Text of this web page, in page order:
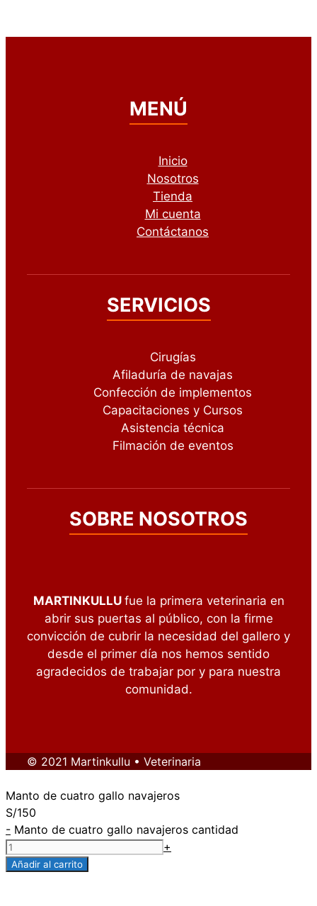
MENÚ
Inicio
Nosotros
Tienda
Mi cuenta
Contáctanos
SERVICIOS
Cirugías
Afiladuría de navajas
Confección de implementos
Capacitaciones y Cursos
Asistencia técnica
Filmación de eventos
SOBRE NOSOTROS
MARTINKULLU fue la primera veterinaria en
abrir sus puertas al público, con la firme
convicción de cubrir la necesidad del gallero y
desde el primer día nos hemos sentido
agradecidos de trabajar por y para nuestra
comunidad.
© 2021 Martinkullu • Veterinaria
Manto de cuatro gallo navajeros
S/150
- Manto de cuatro gallo navajeros cantidad
+
Añadir al carrito